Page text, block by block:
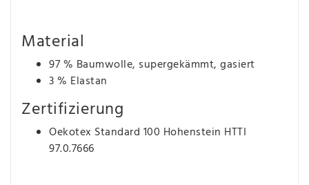
Material
97 % Baumwolle, supergekämmt, gasiert
3 % Elastan
Zertifizierung
Oekotex Standard 100 Hohenstein HTTI
97.0.7666